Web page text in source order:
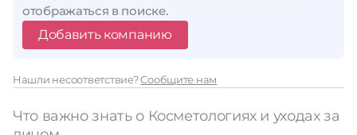
отображаться в поиске.
Добавить компанию
Нашли несоответствие?Сообщите нам
Что важно знать о Косметологиях и уходах за